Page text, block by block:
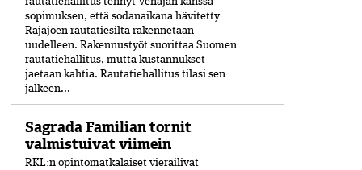
sopimuksen, että sodanaikana hävitetty
Rajajoen rautatiesilta rakennetaan
uudelleen. Rakennustyöt suorittaa Suomen
rautatiehallitus, mutta kustannukset
jaetaan kahtia. Rautatiehallitus tilasi sen
jälkeen...
Sagrada Familian tornit
valmistuivat viimein
RKL:n opintomatkalaiset vierailivat